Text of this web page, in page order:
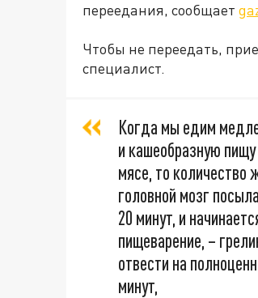
переедания, сообщает
Чтобы не переедать,
специалист.
Когда мы едим
и кашеобразную
мясе, то количество
головной мозг
20 минут, и
пищеварение, –
отвести на
минут,